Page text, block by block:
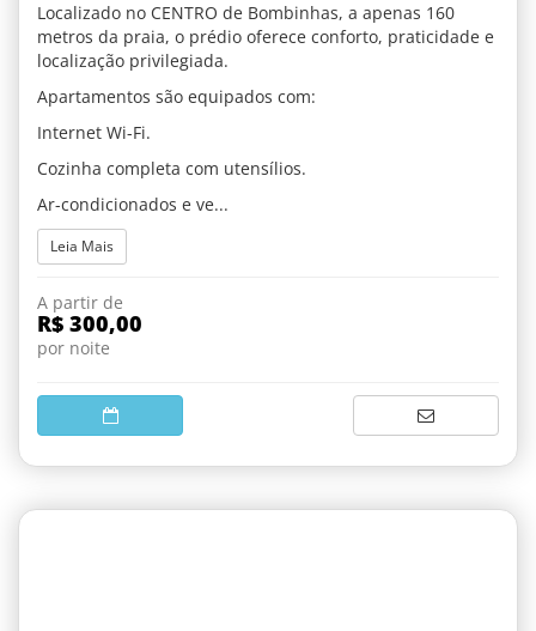
Localizado no CENTRO de Bombinhas, a apenas 160
metros da praia, o prédio oferece conforto, praticidade e
localização privilegiada.
Apartamentos são equipados com:
Internet Wi-Fi.
Cozinha completa com utensílios.
Ar-condicionados e ve...
Leia Mais
A partir de
R$ 300,00
por noite